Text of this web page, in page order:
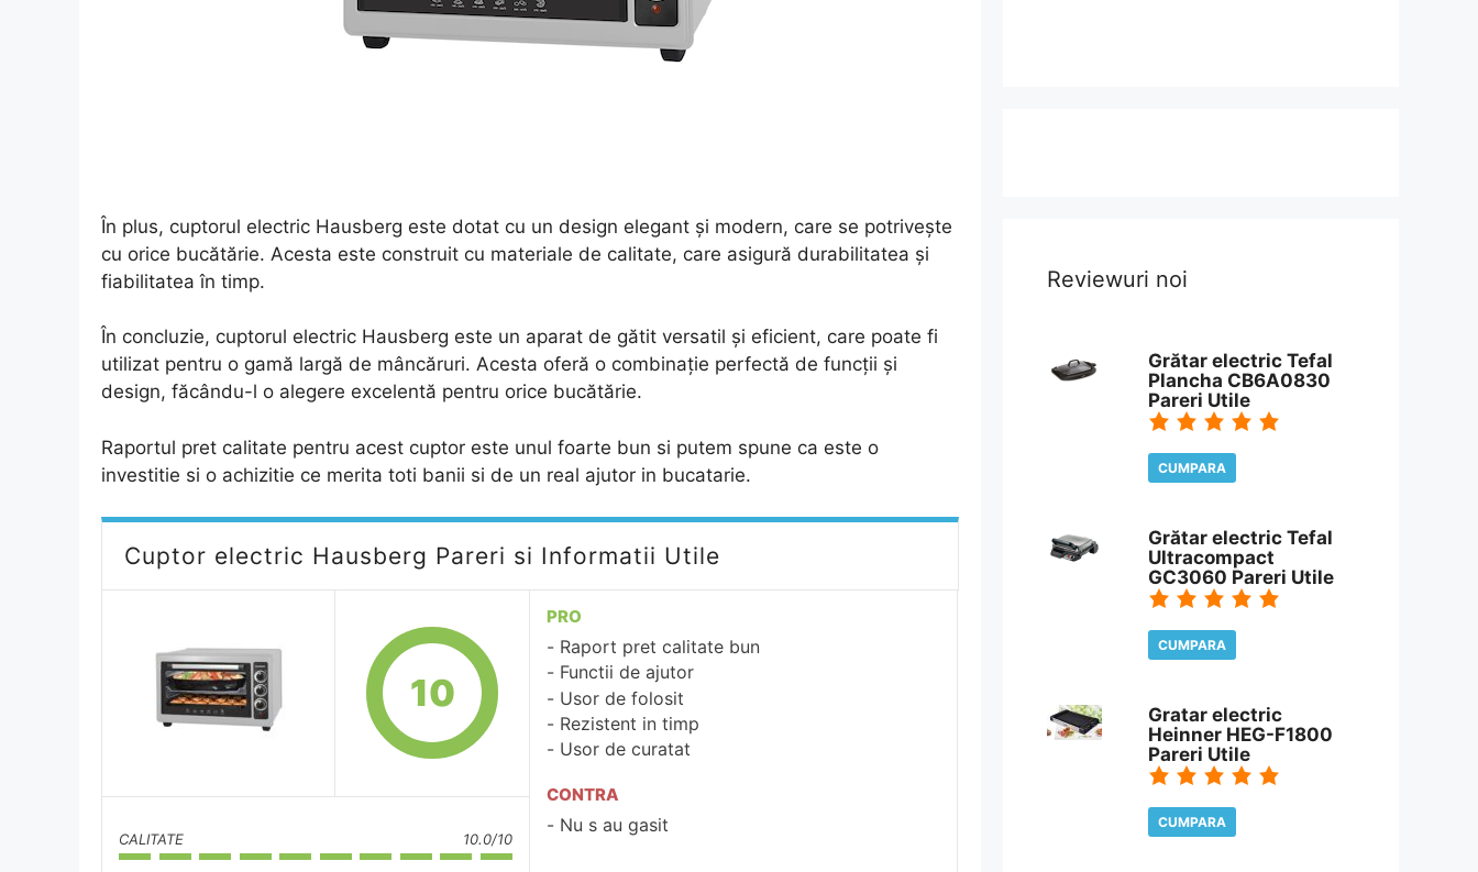
În plus, cuptorul electric Hausberg este dotat cu un design elegant și modern, care se potrivește
cu orice bucătărie. Acesta este construit cu materiale de calitate, care asigură durabilitatea și
fiabilitatea în timp.
În concluzie, cuptorul electric Hausberg este un aparat de gătit versatil și eficient, care poate fi
utilizat pentru o gamă largă de mâncăruri. Acesta oferă o combinație perfectă de funcții și
design, făcându-l o alegere excelentă pentru orice bucătărie.
Raportul pret calitate pentru acest cuptor este unul foarte bun si putem spune ca este o
investitie si o achizitie ce merita toti banii si de un real ajutor in bucatarie.
Cuptor electric Hausberg Pareri si Informatii Utile
10
CALITATE 10.0/10
PRO
Raport pret calitate bun
Functii de ajutor
Usor de folosit
Rezistent in timp
Usor de curatat
CONTRA
Nu s au gasit
Reviewuri noi
Grătar electric Tefal
Plancha CB6A0830
Pareri Utile
CUMPARA
Grătar electric Tefal
Ultracompact
GC3060 Pareri Utile
CUMPARA
Gratar electric
Heinner HEG-F1800
Pareri Utile
CUMPARA